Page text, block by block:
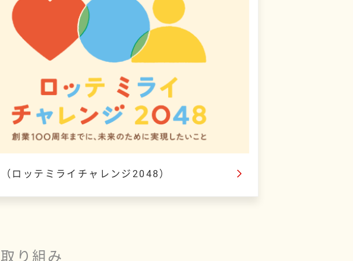
ロッテミライチャレンジ2048）
り組み